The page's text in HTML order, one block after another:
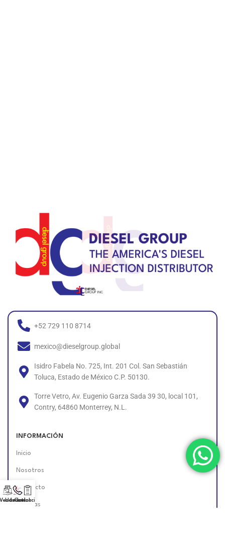
+52 729 110 8714
mexico@dieselgroup.global
Isidro Fabela No. 725, Int. 201 Col. San Sebastián
Toluca, Estado de México C.P. 50130.
Torre Vetro, Av. Eugenio Garza Sada 39 30, local 101,
Contry, 64860 Monterrey, N.L.
INFORMACIÓN
Inicio
Nosotros
Contacto
Políticas
Llámanos!
Cotización